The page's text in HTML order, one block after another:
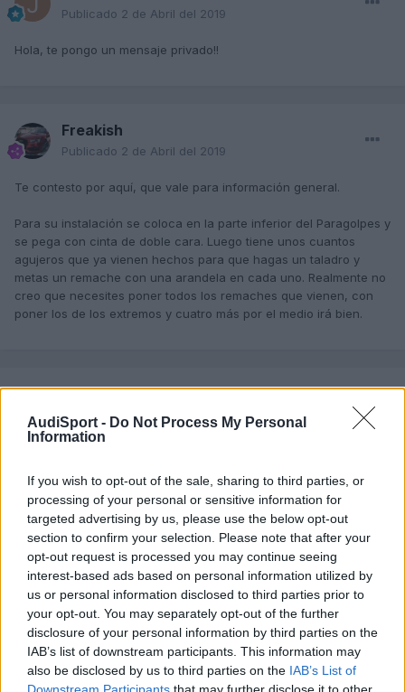
AudiSport - Do Not Process My Personal
Information
If you wish to opt-out of the sale, sharing to third parties, or
processing of your personal or sensitive information for
targeted advertising by us, please use the below opt-out
section to confirm your selection. Please note that after your
opt-out request is processed you may continue seeing
interest-based ads based on personal information utilized by
us or personal information disclosed to third parties prior to
your opt-out. You may separately opt-out of the further
disclosure of your personal information by third parties on the
IAB’s list of downstream participants. This information may
also be disclosed by us to third parties on the IAB’s List of
Downstream Participants that may further disclose it to other
Publicado 2 de Abril del 2019
Hola, te pongo un mensaje privado!!
Freakish
Publicado 2 de Abril del 2019
Te contesto por aquí, que vale para información general.
Para su instalación se coloca en la parte inferior del Paragolpes y
se pega con cinta de doble cara. Luego tiene unos cuantos
agujeros que ya vienen hechos para que hagas un taladro y
metas un remache con una arandela en cada uno. Realmente no
creo que necesites poner todos los remaches que vienen, con
poner los de los extremos y cuatro más por el medio irá bien.
Javi110
Publicado 3 de Abril del 2019
Un saludo
Freakish
Publicado 3 de Abril del 2019
Perfecto, reservado para ti entonces